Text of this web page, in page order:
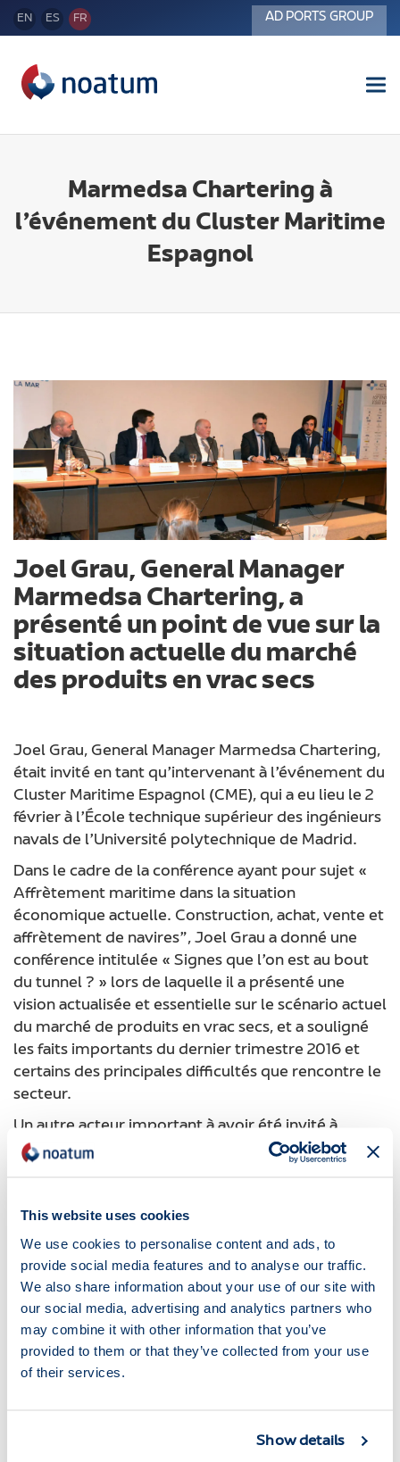
This website uses cookies
We use cookies to personalise content and ads, to
provide social media features and to analyse our traffic.
We also share information about your use of our site with
our social media, advertising and analytics partners who
may combine it with other information that you’ve
provided to them or that they’ve collected from your use
of their services.
Show details
EN ES FR AD PORTS GROUP
Marmedsa Chartering à
l’événement du Cluster Maritime
Espagnol
Joel Grau, General Manager
Marmedsa Chartering, a
présenté un point de vue sur la
situation actuelle du marché
des produits en vrac secs
Joel Grau, General Manager Marmedsa Chartering,
était invité en tant qu’intervenant à l’événement du
Cluster Maritime Espagnol (CME), qui a eu lieu le 2
février à l’École technique supérieur des ingénieurs
navals de l’Université polytechnique de Madrid.
Dans le cadre de la conférence ayant pour sujet «
Affrètement maritime dans la situation
économique actuelle. Construction, achat, vente et
affrètement de navires”, Joel Grau a donné une
conférence intitulée « Signes que l’on est au bout
du tunnel ? » lors de laquelle il a présenté une
vision actualisée et essentielle sur le scénario actuel
du marché de produits en vrac secs, et a souligné
les faits importants du dernier trimestre 2016 et
certains des principales difficultés que rencontre le
secteur.
Un autre acteur important à avoir été invité à
l’événement est Carlos López Quiroga, d’Uría &
Menéndez, spécialisé en finances de construction